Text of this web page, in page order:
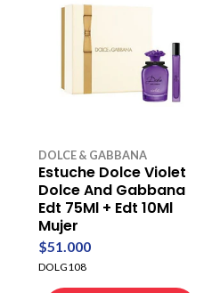
DOLCE & GABBANA
Estuche Dolce Violet
Dolce And Gabbana
Edt 75Ml + Edt 10Ml
Mujer
$51.000
DOLG108